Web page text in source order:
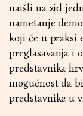
naišli na zid
nametanje
koji će u praksi
preglasavanja i
predstavnika
mogućnost da
predstavnike u